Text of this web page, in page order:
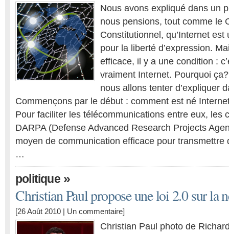
Nous avons expliqué dans un
nous pensions, tout comme le
Constitutionnel, qu’Internet
pour la liberté d’expression.
efficace, il y a une condition :
vraiment Internet. Pourquoi
nous allons tenter d’expliquer
Commençons par le début : comment est né
Pour faciliter les télécommunications entre eux, les
DARPA (Defense Advanced Research Projects
moyen de communication efficace pour transmettre
…
politique»
Christian Paul propose une loi 2.0 sur la
[26 Août 2010 | Un commentaire]
Christian Paul photo de